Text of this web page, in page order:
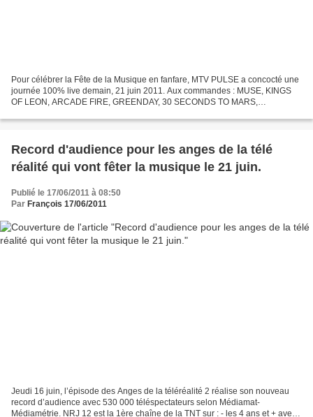
Pour célébrer la Fête de la Musique en fanfare, MTV PULSE a concocté une
journée 100% live demain, 21 juin 2011. Aux commandes : MUSE, KINGS
OF LEON, ARCADE FIRE, GREENDAY, 30 SECONDS TO MARS,
COCOON,...
Record d'audience pour les anges de la télé
réalité qui vont fêter la musique le 21 juin.
Publié le 17/06/2011 à 08:50
Par François 17/06/2011
Jeudi 16 juin, l’épisode des Anges de la téléréalité 2 réalise son nouveau
record d’audience avec 530 000 téléspectateurs selon Médiamat-
Médiamétrie. NRJ 12 est la 1ère chaîne de la TNT sur : - les 4 ans et + avec